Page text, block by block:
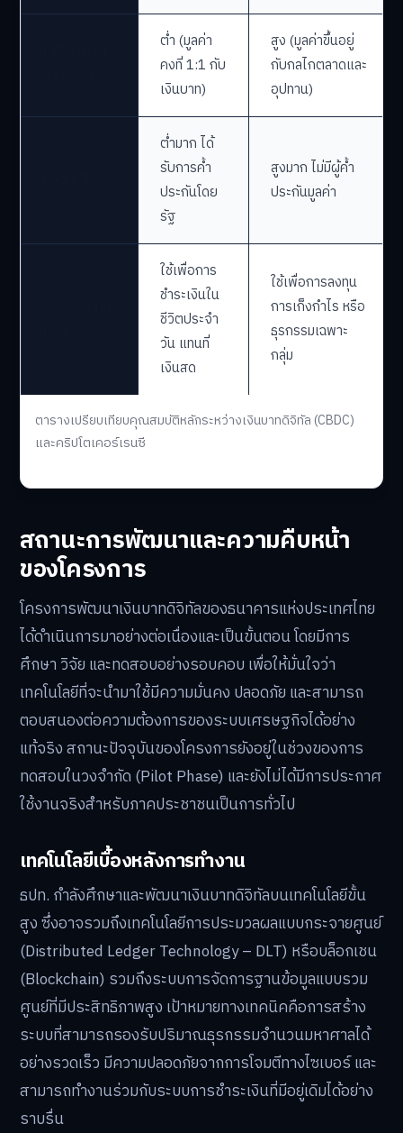
ตารางเปรียบเทียบคุณสมบัติหลักระหว่างเงินบาทดิจิทัล (CBDC)
และคริปโตเคอร์เรนซี
ต่ำ (มูลค่า
คงที่ 1:1 กับ
เงินบาท)
สูง (มูลค่าขึ้นอยู่
กับกลไกตลาดและ
อุปทาน)
ต่ำมาก ได้
รับการค้ำ
ประกันโดย
รัฐ
สูงมาก ไม่มีผู้ค้ำ
ประกันมูลค่า
ใช้เพื่อการ
ชำระเงินใน
ชีวิตประจำ
วัน แทนที่
เงินสด
ใช้เพื่อการลงทุน
การเก็งกำไร หรือ
ธุรกรรมเฉพาะ
กลุ่ม
สถานะการพัฒนาและความคืบหน้า
ของโครงการ
โครงการพัฒนาเงินบาทดิจิทัลของธนาคารแห่งประเทศไทย
ได้ดำเนินการมาอย่างต่อเนื่องและเป็นขั้นตอน โดยมีการ
ศึกษา วิจัย และทดสอบอย่างรอบคอบ เพื่อให้มั่นใจว่า
เทคโนโลยีที่จะนำมาใช้มีความมั่นคง ปลอดภัย และสามารถ
ตอบสนองต่อความต้องการของระบบเศรษฐกิจได้อย่าง
แท้จริง สถานะปัจจุบันของโครงการยังอยู่ในช่วงของการ
ทดสอบในวงจำกัด (Pilot Phase) และยังไม่ได้มีการประกาศ
ใช้งานจริงสำหรับภาคประชาชนเป็นการทั่วไป
เทคโนโลยีเบื้องหลังการทำงาน
ธปท. กำลังศึกษาและพัฒนาเงินบาทดิจิทัลบนเทคโนโลยีขั้น
สูง ซึ่งอาจรวมถึงเทคโนโลยีการประมวลผลแบบกระจายศูนย์
(Distributed Ledger Technology – DLT) หรือบล็อกเชน
(Blockchain) รวมถึงระบบการจัดการฐานข้อมูลแบบรวม
ศูนย์ที่มีประสิทธิภาพสูง เป้าหมายทางเทคนิคคือการสร้าง
ระบบที่สามารถรองรับปริมาณธุรกรรมจำนวนมหาศาลได้
อย่างรวดเร็ว มีความปลอดภัยจากการโจมตีทางไซเบอร์ และ
สามารถทำงานร่วมกับระบบการชำระเงินที่มีอยู่เดิมได้อย่าง
ราบรื่น